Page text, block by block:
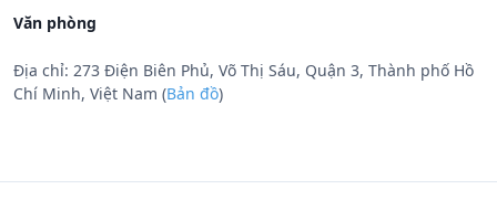
Văn phòng
Địa chỉ: 273 Điện Biên Phủ, Võ Thị Sáu, Quận 3, Thành phố Hồ
Chí Minh, Việt Nam (Bản đồ)